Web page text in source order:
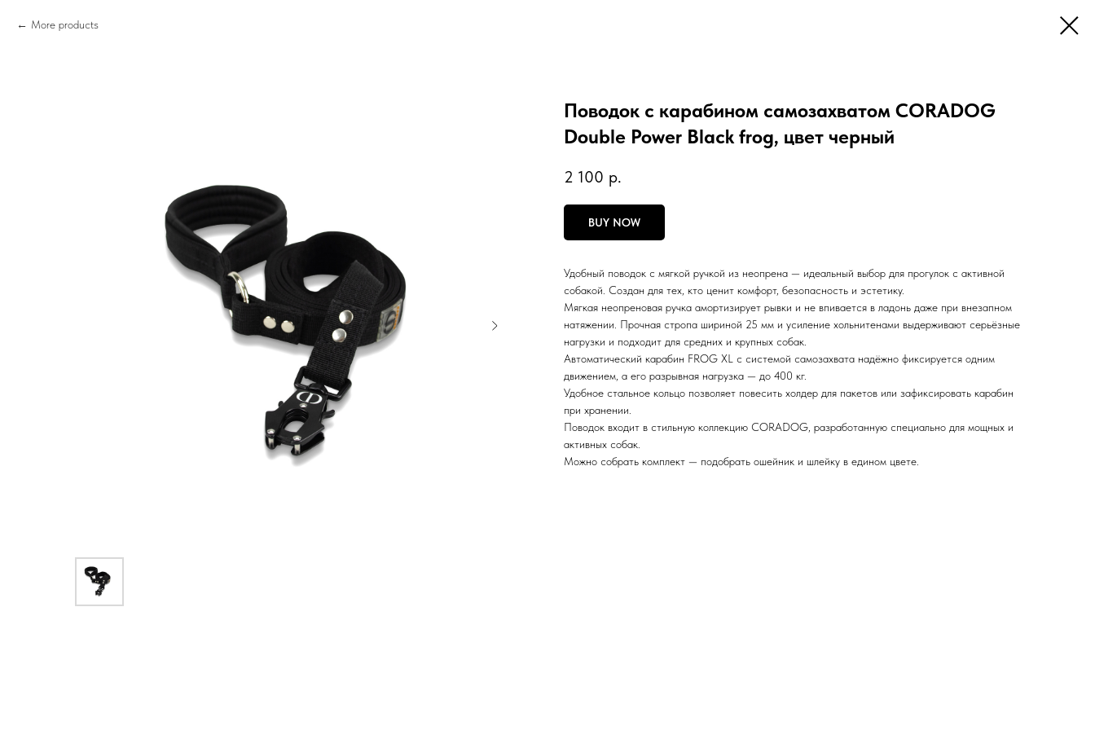
More products
Поводок с карабином самозахватом CORADOG
Double Power Black frog, цвет черный
2 100 р.
BUY NOW
Удобный поводок с мягкой ручкой из неопрена — идеальный выбор для прогулок с активной
собакой. Создан для тех, кто ценит комфорт, безопасность и эстетику.
Мягкая неопреновая ручка амортизирует рывки и не впивается в ладонь даже при внезапном
натяжении. Прочная стропа шириной 25 мм и усиление хольнитенами выдерживают серьёзные
нагрузки и подходит для средних и крупных собак.
Автоматический карабин FROG XL с системой самозахвата надёжно фиксируется одним
движением, а его разрывная нагрузка — до 400 кг.
Удобное стальное кольцо позволяет повесить холдер для пакетов или зафиксировать карабин
при хранении.
Поводок входит в стильную коллекцию CORADOG, разработанную специально для мощных и
активных собак.
Можно собрать комплект — подобрать ошейник и шлейку в едином цвете.